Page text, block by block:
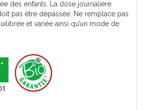
des enfants. La dose journalière
pas être dépassée. Ne remplace pas
et variée ainsi qu’un mode de